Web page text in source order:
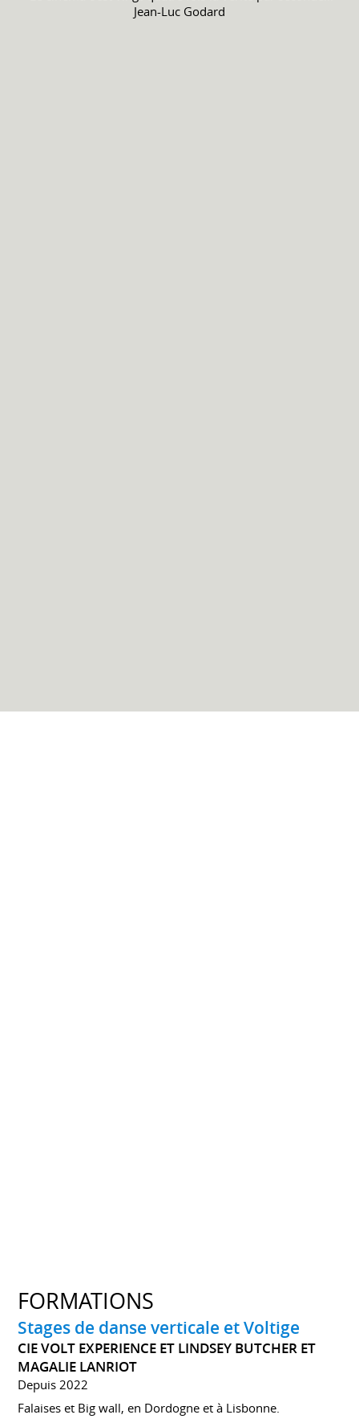
Jean-Luc Godard
FORMATIONS
Stages de danse verticale et Voltige
CIE VOLT EXPERIENCE ET LINDSEY BUTCHER ET
MAGALIE LANRIOT
Depuis 2022
Falaises et Big wall, en Dordogne et à Lisbonne.